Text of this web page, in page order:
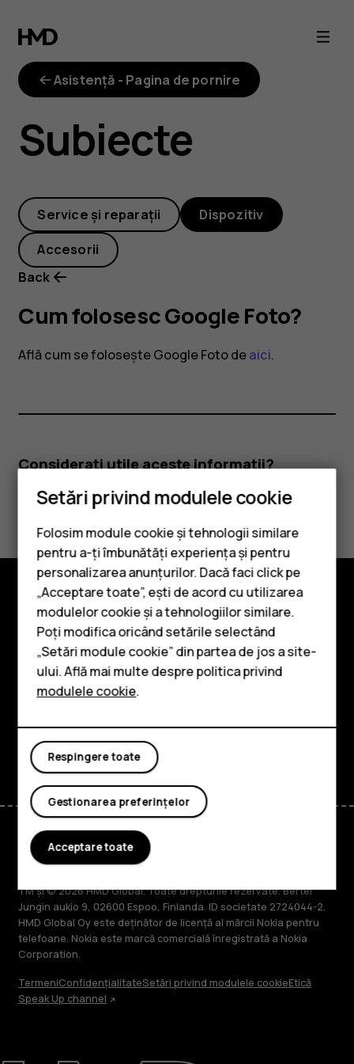
Cum
folosesc
Google
Foto?
Smartphone-uri
Telefoane clasice
Accesorii
Tablete
Asistență - Pagina de pornire
Subiecte
Service și reparații Dispozitiv
Accesorii
Back
Cum folosesc Google Foto?
Află cum se folosește Google Foto deaici.
Considerați utile aceste informații?
Da Nu
Explorează
Despre
Planet and people
FacebookInstagram
TiktokYoutube
Romania
TM și © 2026 HMD Global. Toate drepturile rezervate. Bertel
Jungin aukio 9, 02600 Espoo, Finlanda. ID societate 2724044-2.
HMD Global Oy este deținător de licență al mărcii Nokia pentru
telefoane. Nokia este marcă comercială înregistrată a Nokia
Corporation.
TermeniConfidențialitateSetări privind modulele cookieEtică
Speak Up channel
Setări privind modulele cookie
Folosim module cookie și tehnologii similare
pentru a-ți îmbunătăți experiența și pentru
personalizarea anunțurilor. Dacă faci click pe
„Acceptare toate”, ești de acord cu utilizarea
modulelor cookie și a tehnologiilor similare.
Poți modifica oricând setările selectând
„Setări module cookie” din partea de jos a site-
ului. Află mai multe despre politica privind
modulele cookie.
Respingere toate
Gestionarea preferințelor
Acceptare toate